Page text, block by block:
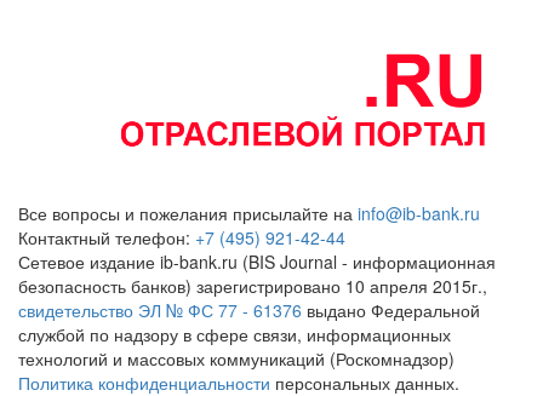
Все вопросы и пожелания присылайте на info@ib-bank.ru
Контактный телефон: +7 (495) 921-42-44
Сетевое издание ib-bank.ru (BIS Journal - информационная
безопасность банков) зарегистрировано 10 апреля 2015г.,
свидетельство ЭЛ № ФС 77 - 61376 выдано Федеральной
службой по надзору в сфере связи, информационных
технологий и массовых коммуникаций (Роскомнадзор)
Политика конфиденциальности персональных данных.